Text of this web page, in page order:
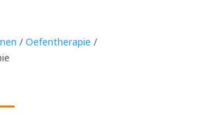
/ Oefentherapie /